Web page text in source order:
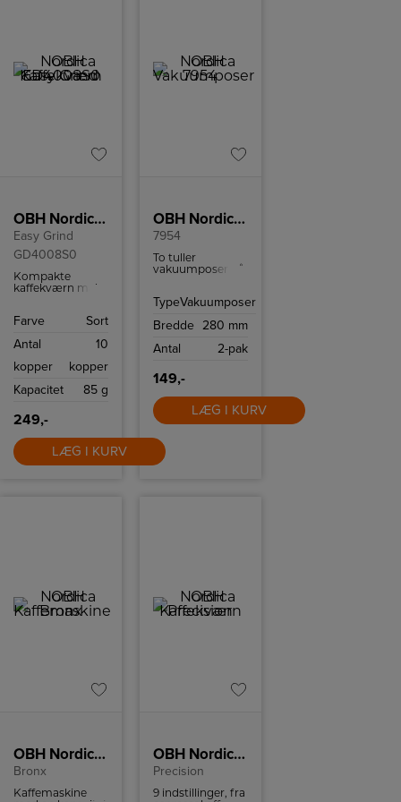
OBH Nordica Kaffekværn
Easy Grind
GD4008S0
Kompakte
kaffekværn maler
kaffebønner til
stempelkaffe.
er af rustfrit stål,
skridsikre fødder.
Farve
Sort
Antal
kopper
10
kopper
Kapacitet
85 g
249,-
LÆG I KURV
OBH Nordica Vakuumposer
7954
To tuller
vakuumposer på
opbevaring af din
mikroovnen og i
TypeVakuumposer
Bredde 280 mm
Antal
2-pak
149,-
LÆG I KURV
OBH Nordica Kaffemaskine
Bronx
Kaffemaskine
OBH Nordica Kaffekværn
Precision
9 indstillinger, fra